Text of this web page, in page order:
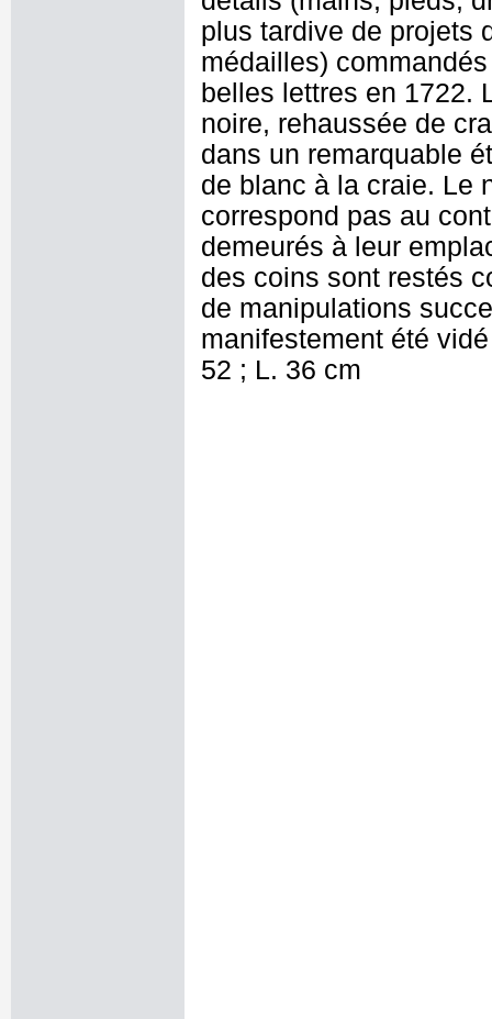
plus tardive de projets
médailles)
belles lettres en 1722.
noire, rehaussée de
dans un remarquable
de blanc à la craie. Le
correspond pas au
demeurés à leur
des coins sont restés
de manipulations
manifestement été
52 ; L. 36 cm